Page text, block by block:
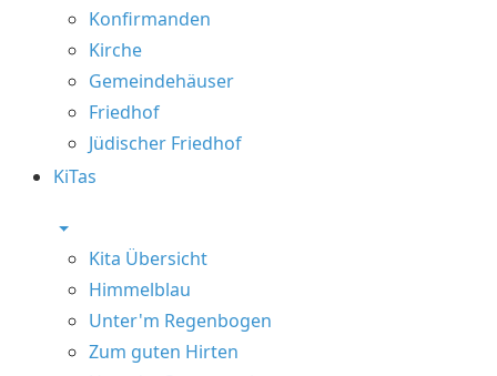
Konfirmanden
Kirche
Gemeindehäuser
Friedhof
Jüdischer Friedhof
KiTas
Kita Übersicht
Himmelblau
Unter'm Regenbogen
Zum guten Hirten